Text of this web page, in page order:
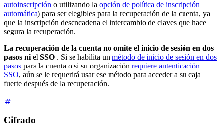
autoinscripción o utilizando la opción de política de inscripción
automática) para ser elegibles para la recuperación de la cuenta, ya
que la inscripción desencadena el intercambio de claves que hace
segura la recuperación.
La recuperación de la cuenta no omite el inicio de sesión en dos
pasos ni el SSO . Si se habilita un método de inicio de sesión en dos
pasos para la cuenta o si su organización requiere autenticación
SSO, aún se le requerirá usar ese método para acceder a su caja
fuerte después de la recuperación.
Cifrado